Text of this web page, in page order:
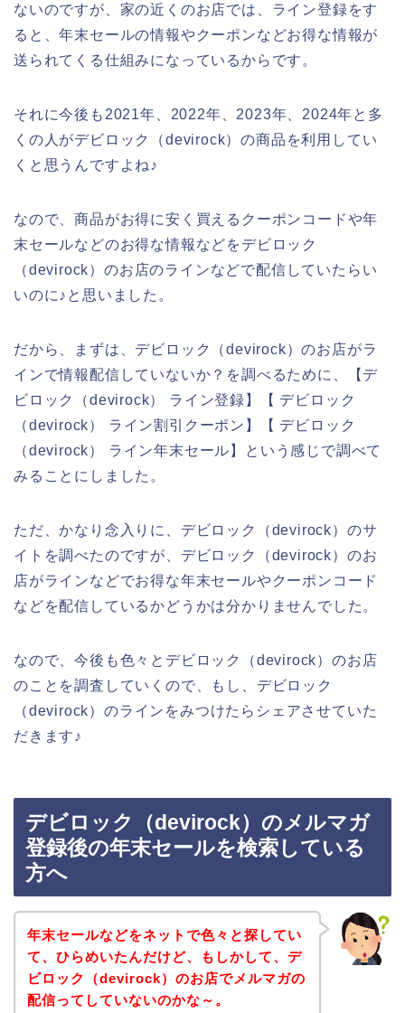
ないのですが、家の近くのお店では、ライン登録をす
ると、年末セールの情報やクーポンなどお得な情報が
送られてくる仕組みになっているからです。
それに今後も2021年、2022年、2023年、2024年と多
くの人がデビロック（devirock）の商品を利用してい
くと思うんですよね♪
なので、商品がお得に安く買えるクーポンコードや年
末セールなどのお得な情報などをデビロック
（devirock）のお店のラインなどで配信していたらい
いのに♪と思いました。
だから、まずは、デビロック（devirock）のお店がラ
インで情報配信していないか？を調べるために、【デ
ビロック（devirock） ライン登録】【 デビロック
（devirock） ライン割引クーポン】【 デビロック
（devirock） ライン年末セール】という感じで調べて
みることにしました。
ただ、かなり念入りに、デビロック（devirock）のサ
イトを調べたのですが、デビロック（devirock）のお
店がラインなどでお得な年末セールやクーポンコード
などを配信しているかどうかは分かりませんでした。
なので、今後も色々とデビロック（devirock）のお店
のことを調査していくので、もし、デビロック
（devirock）のラインをみつけたらシェアさせていた
だきます♪
デビロック（devirock）のメルマガ
登録後の年末セールを検索している
方へ
年末セールなどをネットで色々と探してい
て、ひらめいたんだけど、もしかして、デ
ビロック（devirock）のお店でメルマガの
配信ってしていないのかな～。